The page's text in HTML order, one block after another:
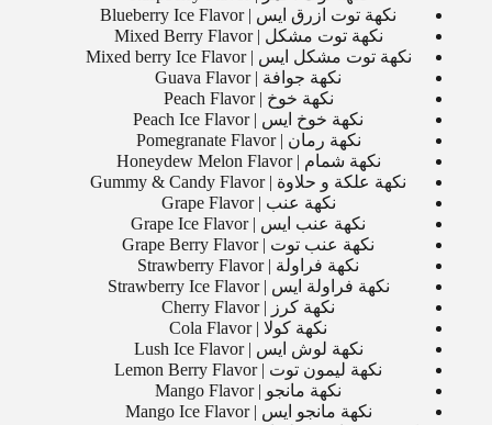
نكهة توت ازرق ايس | Blueberry Ice Flavor
نكهة توت مشكل | Mixed Berry Flavor
نكهة توت مشكل ايس | Mixed berry Ice Flavor
نكهة جوافة | Guava Flavor
نكهة خوخ | Peach Flavor
نكهة خوخ ايس | Peach Ice Flavor
نكهة رمان | Pomegranate Flavor
نكهة شمام | Honeydew Melon Flavor
نكهة علكة و حلاوة | Gummy & Candy Flavor
نكهة عنب | Grape Flavor
نكهة عنب ايس | Grape Ice Flavor
نكهة عنب توت | Grape Berry Flavor
نكهة فراولة | Strawberry Flavor
نكهة فراولة ايس | Strawberry Ice Flavor
نكهة كرز | Cherry Flavor
نكهة كولا | Cola Flavor
نكهة لوش ايس | Lush Ice Flavor
نكهة ليمون توت | Lemon Berry Flavor
نكهة مانجو | Mango Flavor
نكهة مانجو ايس | Mango Ice Flavor